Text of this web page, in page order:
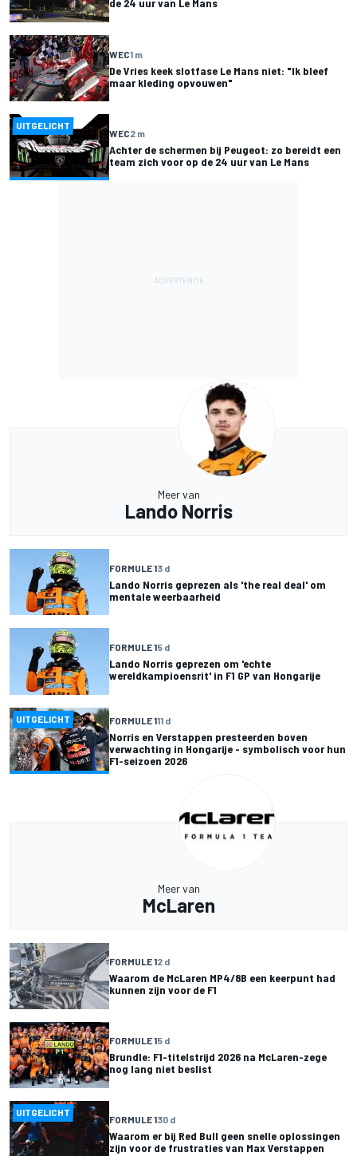
de 24 uur van Le Mans
WEC1 m
De Vries keek slotfase Le Mans niet: "Ik bleef
maar kleding opvouwen"
UITGELICHT
WEC2 m
Achter de schermen bij Peugeot: zo bereidt een
team zich voor op de 24 uur van Le Mans
Meer van
Lando Norris
FORMULE 13 d
Lando Norris geprezen als 'the real deal' om
mentale weerbaarheid
FORMULE 15 d
Lando Norris geprezen om 'echte
wereldkampioensrit' in F1 GP van Hongarije
UITGELICHT FORMULE 111 d
Norris en Verstappen presteerden boven
verwachting in Hongarije - symbolisch voor hun
F1-seizoen 2026
Meer van
McLaren
FORMULE 12 d
Waarom de McLaren MP4/8B een keerpunt had
kunnen zijn voor de F1
FORMULE 15 d
Brundle: F1-titelstrijd 2026 na McLaren-zege
nog lang niet beslist
UITGELICHT
FORMULE 130 d
Waarom er bij Red Bull geen snelle oplossingen
zijn voor de frustraties van Max Verstappen